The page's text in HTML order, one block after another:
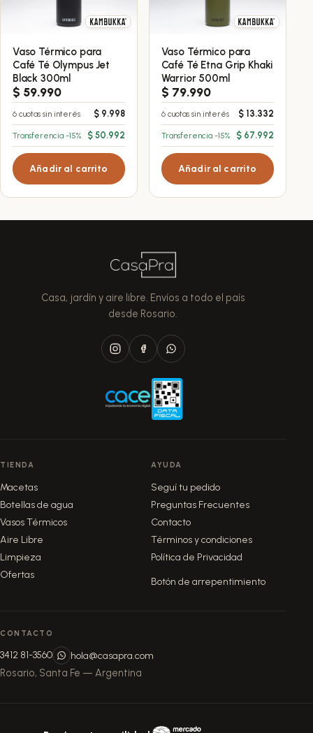
Vaso Térmico para
Café Té Olympus Jet
Black 300ml
$ 59.990
6 cuotas sin interés $ 9.998
Transferencia -15% $ 50.992
Añadir al carrito
Vaso Térmico para
Café Té Etna Grip Khaki
Warrior 500ml
$ 79.990
6 cuotas sin interés $13.332
Transferencia -15% $67.992
Añadir al carrito
Casa, jardín y aire libre. Envíos a todo el país
desde Rosario.
TIENDA
Macetas
Botellas de agua
Vasos Térmicos
Aire Libre
Limpieza
Ofertas
AYUDA
Seguí tu pedido
Preguntas Frecuentes
Contacto
Términos y condiciones
Política de Privacidad
Botón de arrepentimiento
CONTACTO
3412 81-3560 hola@casapra.com
Rosario, Santa Fe — Argentina